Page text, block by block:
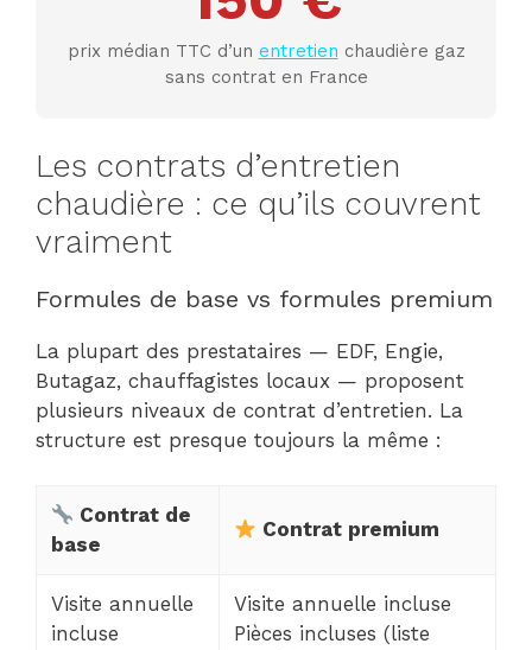
prix médian TTC d’un entretien chaudière gaz
sans contrat en France
Les contrats d’entretien
chaudière : ce qu’ils couvrent
vraiment
Formules de base vs formules premium
La plupart des prestataires — EDF, Engie,
Butagaz, chauffagistes locaux — proposent
plusieurs niveaux de contrat d’entretien. La
structure est presque toujours la même :
Contrat de
base
Contrat premium
Visite annuelle
incluse
Visite annuelle incluse
Pièces incluses (liste